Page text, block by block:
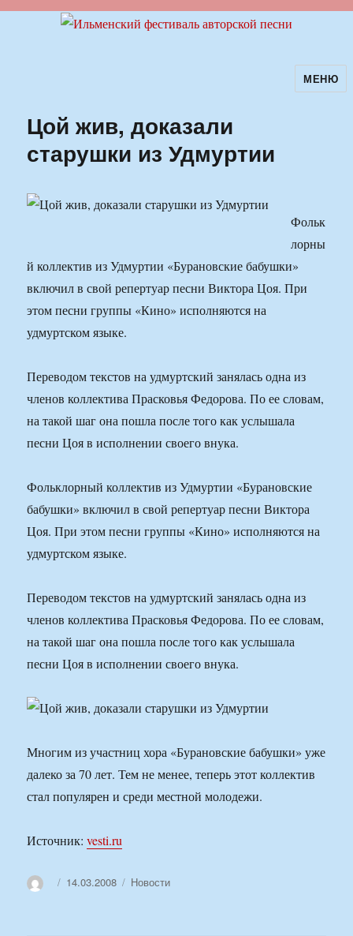
Ильменский фестиваль авторской
песни
МЕНЮ
Цой жив, доказали
старушки из Удмуртии
Фольк
лорны
й коллектив из Удмуртии «Бурановские бабушки»
включил в свой репертуар песни Виктора Цоя. При
этом песни группы «Кино» исполняются на
удмуртском языке.
Переводом текстов на удмуртский занялась одна из
членов коллектива Прасковья Федорова. По ее словам,
на такой шаг она пошла после того как услышала
песни Цоя в исполнении своего внука.
Фольклорный коллектив из Удмуртии «Бурановские
бабушки» включил в свой репертуар песни Виктора
Цоя. При этом песни группы «Кино» исполняются на
удмуртском языке.
Переводом текстов на удмуртский занялась одна из
членов коллектива Прасковья Федорова. По ее словам,
на такой шаг она пошла после того как услышала
песни Цоя в исполнении своего внука.
Многим из участниц хора «Бурановские бабушки» уже
далеко за 70 лет. Тем не менее, теперь этот коллектив
стал популярен и среди местной молодежи.
Источник:vesti.ru
АвторОпубликовано
14.03.2008 Рубрики
Новости